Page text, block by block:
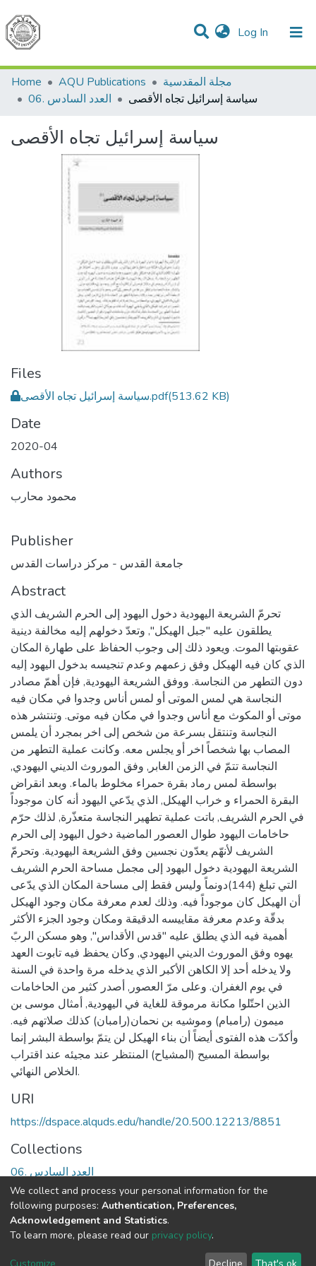
Log In (current)
Communities & Collections
All of DSpace
Home
AQU Publications
مجلة المقدسية
06. العدد السادس
سياسة إسرائيل تجاه الأقصى
سياسة إسرائيل تجاه الأقصى
Files
سياسة إسرائيل تجاه الأقصى.pdf(513.62 KB)
Date
2020-04
Authors
محمود محارب
Publisher
جامعة القدس - مركز دراسات القدس
Abstract
تحرمّ الشريعة اليهودية دخول اليهود إلى الحرم الشريف الذي
يطلقون عليه "جبل الهيكل", وتعدّ دخولهم إليه مخالفة دينية
عقوبتها الموت. ويعود ذلك إلى وجوب الحفاظ على طهارة المكان
الذي كان فيه الهيكل وفق زعمهم وعدم تنجيسه بدخول اليهود إليه
دون التطهر من النجاسة. ووفق الشريعة اليهودية, فإن أهمّ مصادر
النجاسة هي لمس الموتى أو لمس أناس وجدوا في مكان فيه
موتى أو المكوث مع أناس وجدوا في مكان فيه موتى. وتنتشر هذه
النجاسة وتنتقل بسرعة من شخص إلى اخر بمجرد أن يلمس
المصاب بها شخصاً اخر أو يجلس معه. وكانت عملية التطهر من
النجاسة تتمّ في الزمن الغابر, وفق الموروث الديني اليهودي,
بواسطة لمس رماد بقرة حمراء مخلوط بالماء. وبعد انقراض
البقرة الحمراء و خراب الهيكل, الذي يدّعي اليهود أنه كان موجوداً
في الحرم الشريف, باتت عملية تطهير النجاسة متعذّرة, لذلك حرّم
حاخامات اليهود طوال العصور الماضية دخول اليهود إلى الحرم
الشريف لأنهّم يعدّون نجسين وفق الشريعة اليهودية. وتحرمّ
الشريعة اليهودية دخول اليهود إلى مجمل مساحة الحرم الشريف
التي تبلغ (144)دونماً وليس فقط إلى مساحة المكان الذي يدّعى
أن الهيكل كان موجوداً فيه. وذلك لعدم معرفة مكان وجود الهيكل
بدقّة وعدم معرفة مقاييسه الدقيقة ومكان وجود الجزء الأكثر
أهمية فيه الذي يطلق عليه "قدس الأقداس", وهو مسكن الربً
يهوه وفق الموروث الديني اليهودي, وكان يحفظ فيه تابوت العهد
ولا يدخله أحد إلا الكاهن الأكبر الذي يدخله مرة واحدة في السنة
في يوم الغفران. وعلى مرّ العصور, أصدر كثير من الحاخامات
الذين احتّلوا مكانة مرموقة للغاية في اليهودية, أمثال موسى بن
ميمون (رامبام) وموشيه بن نحمان(رامبان) كذلك صلاتهم فيه.
وأكدّت هذه الفتوى أيضاً أن بناء الهيكل لن يتمّ بواسطة البشر إنما
بواسطة المسيح (المشياح) المنتظر عند مجيئه عند اقتراب
الخلاص النهائي.
URI
https://dspace.alquds.edu/handle/20.500.12213/8851
Collections
06. العدد السادس
Full item page
Cookie End User Send
We collect and process your personal information for the
following purposes: Authentication, Preferences,
Acknowledgement and Statistics.
To learn more, please read our privacy policy.